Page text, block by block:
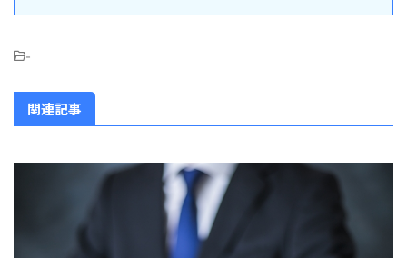
-
関連記事